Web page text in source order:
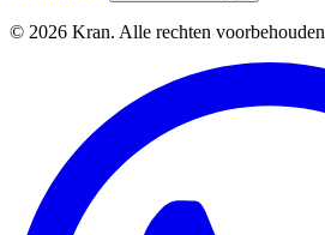
© 2026 Kran. Alle rechten voorbehouden